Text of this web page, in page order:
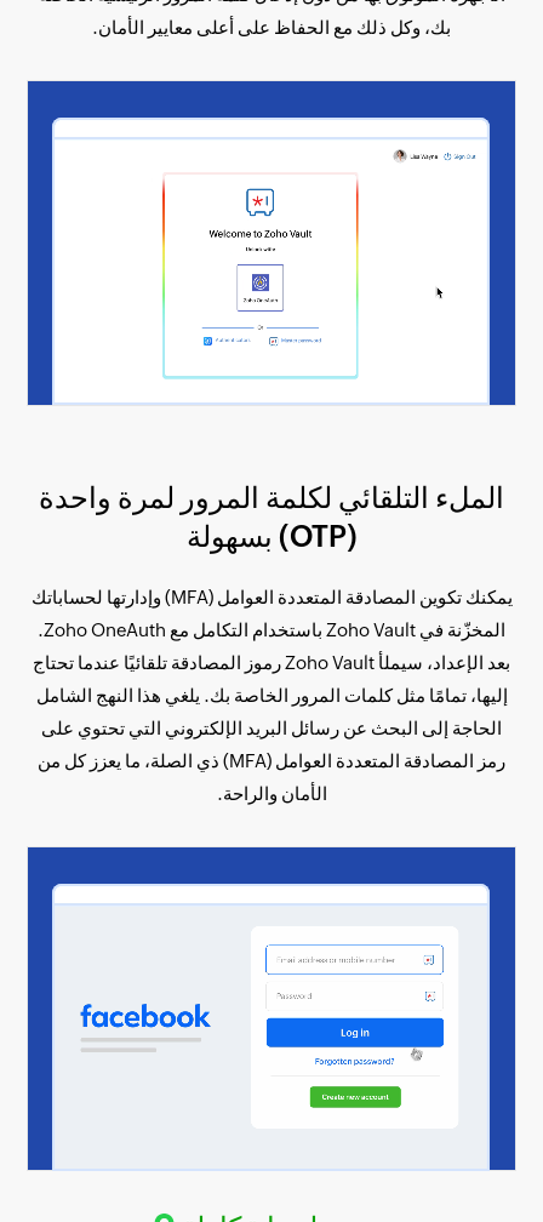
بك، وكل ذلك مع الحفاظ على أعلى معايير الأمان.
الملء التلقائي لكلمة المرور لمرة واحدة
(OTP) بسهولة
يمكنك تكوين المصادقة المتعددة العوامل (MFA) وإدارتها لحساباتك
المخزّنة في Zoho Vault باستخدام التكامل مع Zoho OneAuth.
بعد الإعداد، سيملأ Zoho Vault رموز المصادقة تلقائيًا عندما تحتاج
إليها، تمامًا مثل كلمات المرور الخاصة بك. يلغي هذا النهج الشامل
الحاجة إلى البحث عن رسائل البريد الإلكتروني التي تحتوي على
رمز المصادقة المتعددة العوامل (MFA) ذي الصلة، ما يعزز كل من
الأمان والراحة.